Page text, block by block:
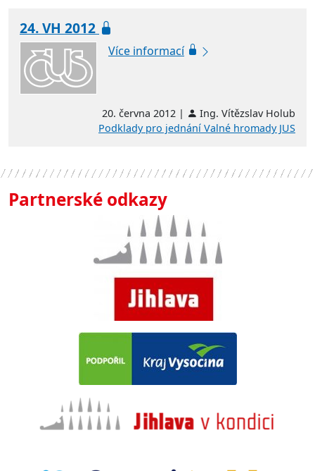
24. VH 2012
Více informací
20. června 2012 |
Ing. Vítězslav Holub
Podklady pro jednání Valné hromady JUS
Partnerské odkazy